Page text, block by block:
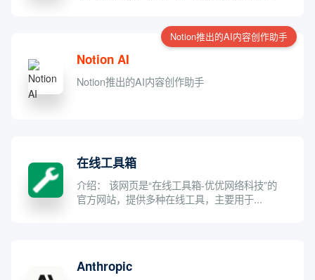
Notion推出的AI内容创作助手
Notion AI
Notion推出的AI内容创作助手
在线工具箱
介绍： 该网页是“在线工具箱-优优网络科技”的
官方网站，提供多种在线工具，主要用于...
Anthropic